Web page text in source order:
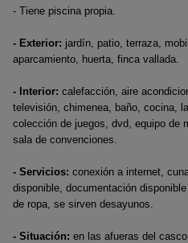
- Tiene piscina propia.
- Exterior: jardín, patio, terraza,
aparcamiento, huerta, finca vallada.
- Interior: calefacción, aire
televisión, chimenea, baño, cocina,
colección de juegos, dvd, equipo de
sala de convenciones.
- Servicios: conexión a internet,
disponible, documentación
de ropa, se sirven desayunos.
- Situación: en las afueras del